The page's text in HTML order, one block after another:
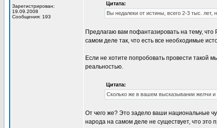
Зарегистрирован:
19.09.2008
Сообщения: 193
Цитата:
Вы недалеки от истины, всего 2-3 тыс.
Предлагаю вам пофантазировать на тему, что
самом деле так, что есть все необходимые
Если не хотите попробовать провести такой
реальностью.
Цитата:
Сколько же в вашем высказывании желчи и
От чего же? Это задело ваши национальные
народа на самом деле не существует, что это